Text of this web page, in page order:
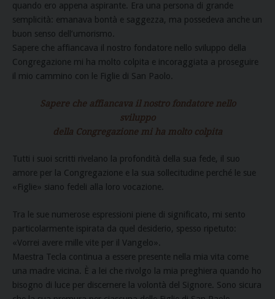
quando ero appena aspirante. Era una persona di grande
semplicità: emanava bontà e saggezza, ma possedeva anche un
buon senso dell’umorismo.
Sapere che affiancava il nostro fondatore nello sviluppo della
Congregazione mi ha molto colpita e incoraggiata a proseguire
il mio cammino con le Figlie di San Paolo.
Sapere che affiancava il nostro fondatore nello
sviluppo
della Congregazione mi ha molto colpita
Tutti i suoi scritti rivelano la profondità della sua fede, il suo
amore per la Congregazione e la sua sollecitudine perché le sue
«Figlie» siano fedeli alla loro vocazione.
Tra le sue numerose espressioni piene di significato, mi sento
particolarmente ispirata da quel desiderio, spesso ripetuto:
«Vorrei avere mille vite per il Vangelo».
Maestra Tecla continua a essere presente nella mia vita come
una madre vicina. È a lei che rivolgo la mia preghiera quando ho
bisogno di luce per discernere la volontà del Signore. Sono sicura